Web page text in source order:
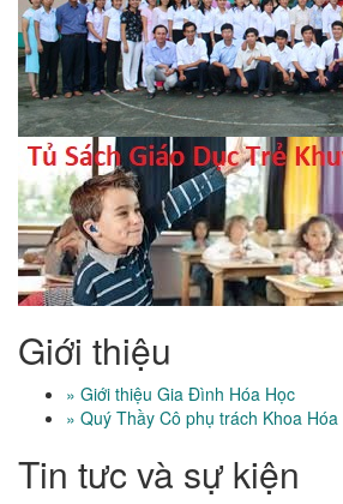
Giới thiệu
» Giới thiệu Gia Đình Hóa Học
» Quý Thầy Cô phụ trách Khoa Hóa
Tin tưc và sự kiện